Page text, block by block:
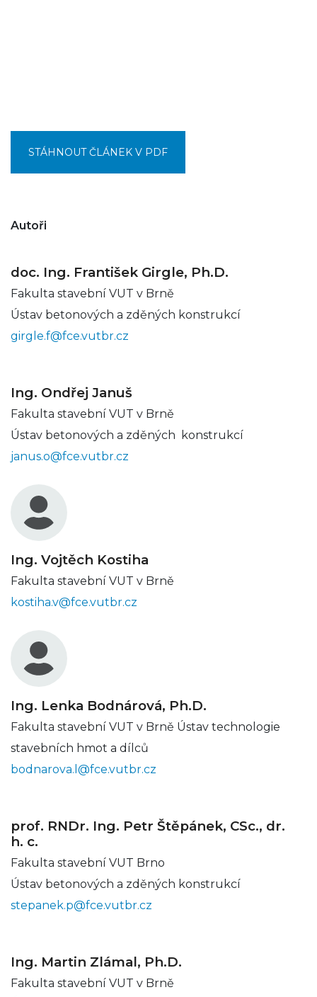
STÁHNOUT ČLÁNEK V PDF
Autoři
doc. Ing. František Girgle, Ph.D.
Fakulta stavební VUT v Brně
Ústav betonových a zděných konstrukcí
girgle.f@fce.vutbr.cz
Ing. Ondřej Januš
Fakulta stavební VUT v Brně
Ústav betonových a zděných konstrukcí
janus.o@fce.vutbr.cz
Ing. Vojtěch Kostiha
Fakulta stavební VUT v Brně
kostiha.v@fce.vutbr.cz
Ing. Lenka Bodnárová, Ph.D.
Fakulta stavební VUT v Brně Ústav technologie
stavebních hmot a dílců
bodnarova.l@fce.vutbr.cz
prof. RNDr. Ing. Petr Štěpánek, CSc., dr.
h. c.
Fakulta stavební VUT Brno
Ústav betonových a zděných konstrukcí
stepanek.p@fce.vutbr.cz
Ing. Martin Zlámal, Ph.D.
Fakulta stavební VUT v Brně